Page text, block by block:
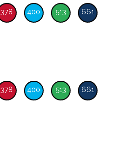
378 400 513 661
378 400 513 661